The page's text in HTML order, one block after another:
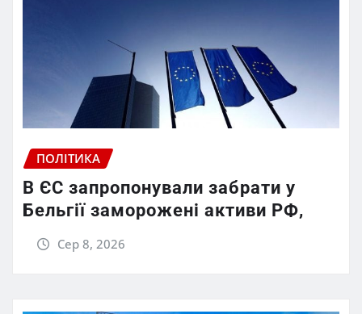
ПОЛІТИКА
В ЄС запропонували забрати у
Бельгії заморожені активи РФ,
Сер 8, 2026